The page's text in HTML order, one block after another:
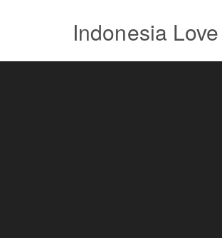
Indonesia Love